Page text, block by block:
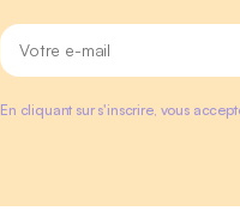
En cliquant sur s'inscrire, vous